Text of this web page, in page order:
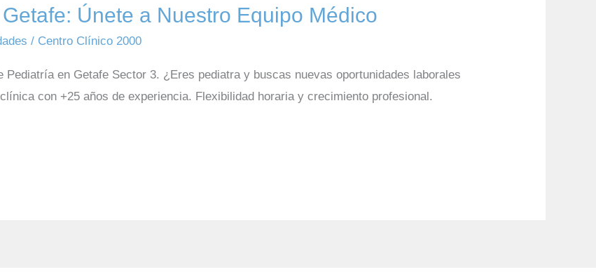
Únete a Nuestro Equipo Médico
/ Centro Clínico 2000
en Getafe Sector 3. ¿Eres pediatra y buscas nuevas oportunidades laborales
con +25 años de experiencia. Flexibilidad horaria y crecimiento profesional.